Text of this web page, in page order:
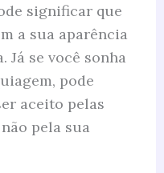
significar que
a sua aparência
Já se você sonha
pode
aceito pelas
pela sua